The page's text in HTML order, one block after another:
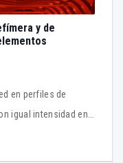
y de
en perfiles de
igual intensidad en